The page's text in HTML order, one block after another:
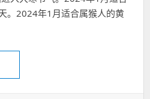
。2024年1月适合属猴人的黄
猴人2024年1月的黄道吉日查询